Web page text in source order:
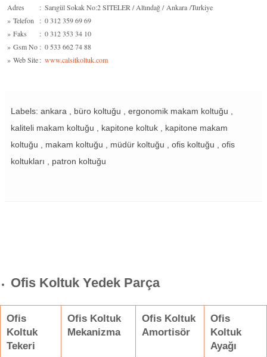
Adres : Sarıgül Sokak No:2 SITELER / Altındağ / Ankara /Turkiye
» Telefon : 0 312 359 69 69
» Faks : 0 312 353 34 10
» Gsm No : 0 533 662 74 88
» Web Site: www.calsitkoltuk.com
Labels: ankara , büro koltuğu , ergonomik makam koltuğu ,
kaliteli makam koltuğu , kapitone koltuk , kapitone makam
koltuğu , makam koltuğu , müdür koltuğu , ofis koltuğu , ofis
koltukları , patron koltuğu
Ofis Koltuk Yedek Parça
Ofis
Koltuk
Tekeri
Ofis Koltuk
Mekanizma
Ofis Koltuk
Amortisör
Ofis
Koltuk
Ayağı